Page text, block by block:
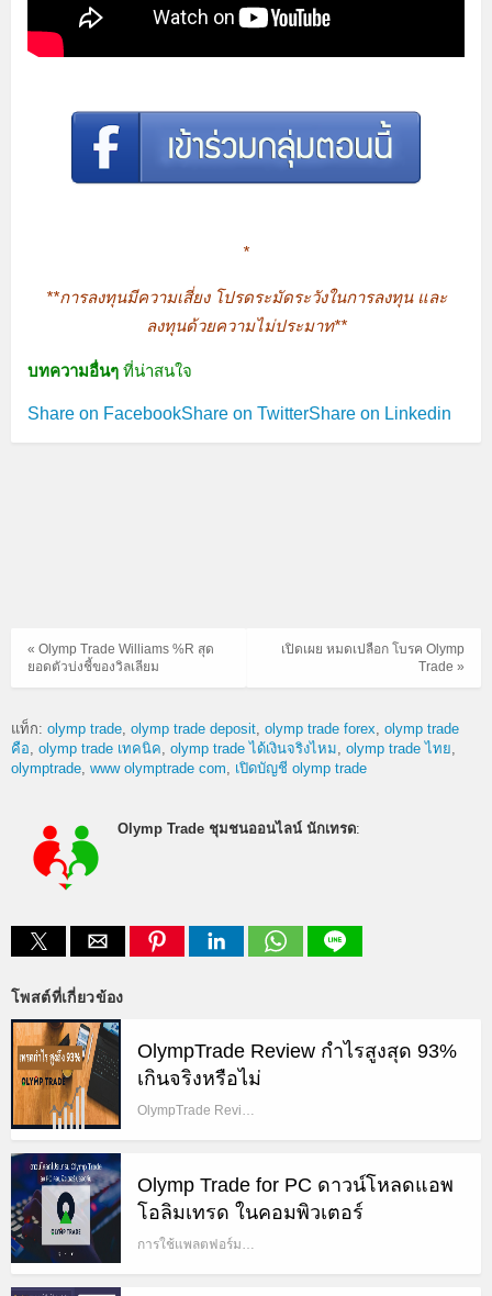
*
**การลงทุนมีความเสี่ยง โปรดระมัดระวังในการลงทุน และ
ลงทุนด้วยความไม่ประมาท**
บทความอื่นๆ ที่น่าสนใจ
Share on FacebookShare on TwitterShare on Linkedin
เปิดเผย หมดเปลือก โบรค Olymp
Trade »
« Olymp Trade Williams %R สุด
ยอดตัวบ่งชี้ของวิลเลียม
แท็ก: olymp trade olymp trade deposit olymp trade forex olymp trade
คือ olymp trade เทคนิค olymp trade ได้เงินจริงไหม olymp trade ไทย
olymptrade www olymptrade com เปิดบัญชี olymp trade
Olymp Trade ชุมชนออนไลน์ นักเทรด:
โพสต์ที่เกี่ยวข้อง
OlympTrade Review กำไรสูงสุด 93%
เกินจริงหรือไม่
OlympTrade Revi…
Olymp Trade for PC ดาวน์โหลดแอพ
โอลิมเทรด ในคอมพิวเตอร์
การใช้แพลตฟอร์ม…